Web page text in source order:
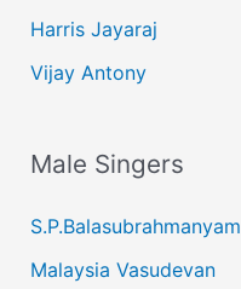
Harris Jayaraj
Vijay Antony
Male Singers
S.P.Balasubrahmanyam
Malaysia Vasudevan